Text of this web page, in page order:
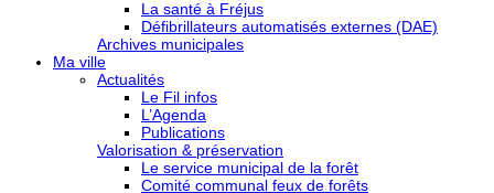
La santé à Fréjus
Défibrillateurs automatisés externes (DAE)
Archives municipales
Ma ville
Actualités
Le Fil infos
L’Agenda
Publications
Valorisation & préservation
Le service municipal de la forêt
Comité communal feux de forêts